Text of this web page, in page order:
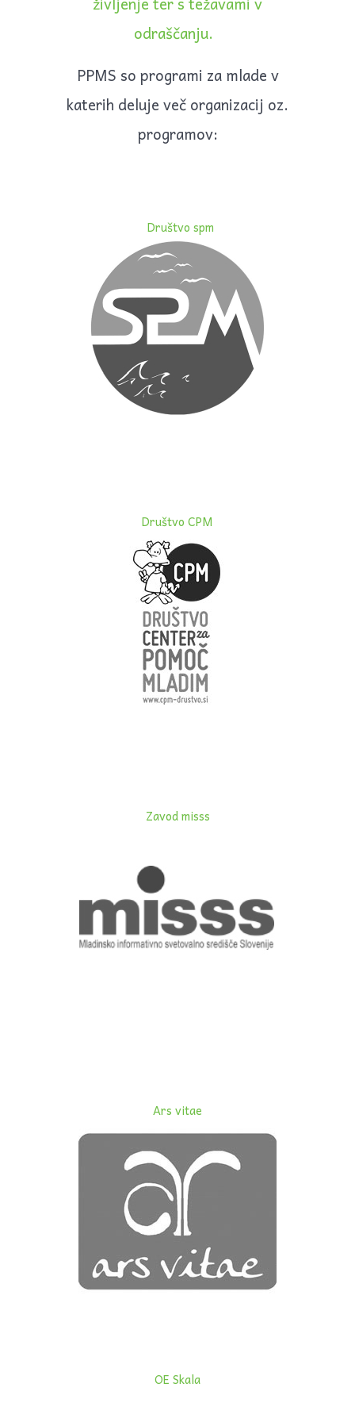
Kupi vinjeto Reno Master LJKJ903
Kupi vinjeto Reno Master LJKJ903
odraščanju.
PPMS so programi za mlade v
katerih deluje več organizacij oz.
programov:
Društvo spm
Društvo CPM
Zavod misss
Ars vitae
OE Skala